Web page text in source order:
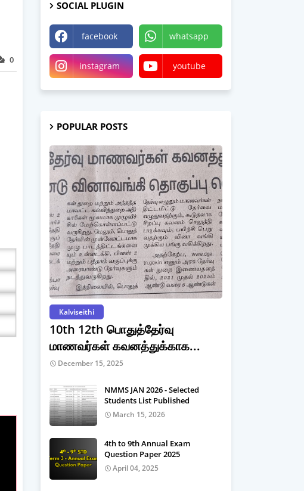
0
SOCIAL PLUGIN
facebook whatsapp
instagram youtube
POPULAR POSTS
Kalviseithi
10th 12th பொதுத்தேர்வு
மாணவர்கள் கவனத்துக்காக...
December 15, 2025
NMMS JAN 2026 - Selected
Students List Published
March 15, 2026
4th to 9th Annual Exam
Question Paper 2025
April 04, 2025